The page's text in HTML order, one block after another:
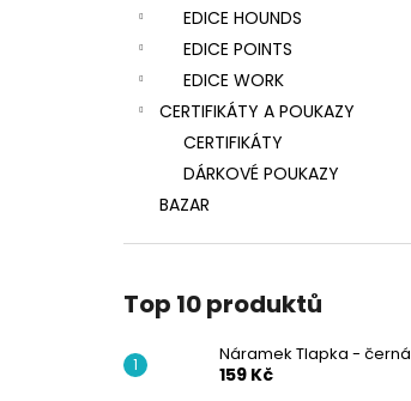
EDICE HOUNDS
EDICE POINTS
EDICE WORK
CERTIFIKÁTY A POUKAZY
CERTIFIKÁTY
DÁRKOVÉ POUKAZY
BAZAR
Top 10 produktů
Náramek Tlapka - černá
159 Kč